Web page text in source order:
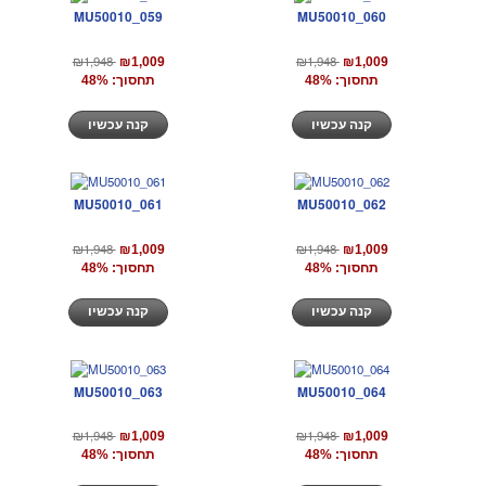
MU50010_059
₪1,948 ₪1,009
תחסוך: 48%
MU50010_060
₪1,948 ₪1,009
תחסוך: 48%
MU50010_061
₪1,948 ₪1,009
תחסוך: 48%
MU50010_062
₪1,948 ₪1,009
תחסוך: 48%
MU50010_063
₪1,948 ₪1,009
תחסוך: 48%
MU50010_064
₪1,948 ₪1,009
תחסוך: 48%